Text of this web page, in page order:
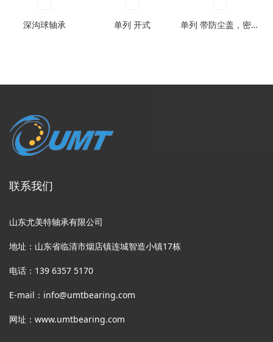
深沟球轴承 单列 开式 单列 带防尘盖，密封圈型
联系我们
山东尤美特轴承有限公司
地址：山东省临清市烟店镇连城智造小镇17栋
电话：139 6357 5170
E-mail：info@umtbearing.com
网址：www.umtbearing.com